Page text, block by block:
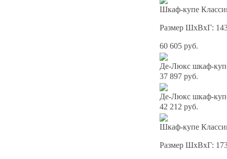
Шкаф-купе
Размер ШхВхГ:
60 605 руб.
Де-Люкс шкаф-
37 897 руб.
Де-Люкс шкаф-
42 212 руб.
Шкаф-купе
Размер ШхВхГ: